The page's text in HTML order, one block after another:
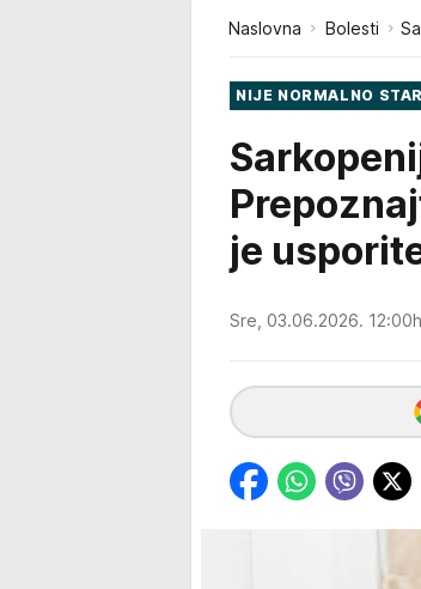
Naslovna Bolesti
NIJE NORMALNO
je
Sre, 03.06.2026. 12:00h